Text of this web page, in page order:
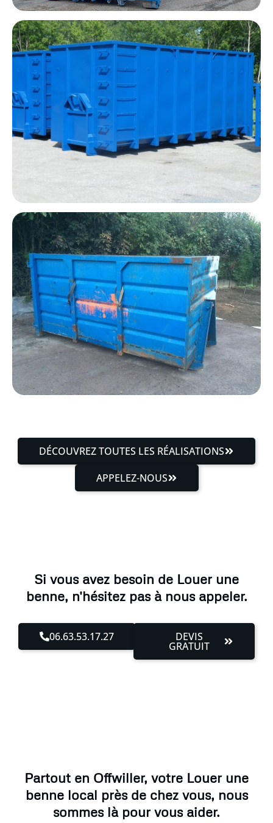
DÉCOUVREZ TOUTES LES RÉALISATIONS
APPELEZ-NOUS
Si vous avez besoin de Louer une
benne, n'hésitez pas à nous appeler.
06.63.53.17.27 DEVIS
GRATUIT
Partout en Offwiller, votre Louer une
benne local près de chez vous, nous
sommes là pour vous aider.